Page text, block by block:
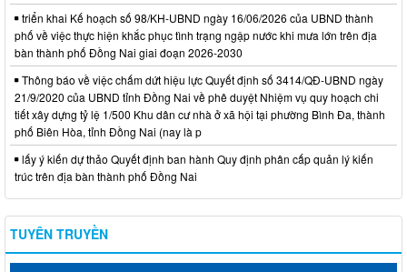
triển khai Kế hoạch số 98/KH-UBND ngày 16/06/2026 của UBND thành
phố về việc thực hiện khắc phục tình trạng ngập nước khi mưa lớn trên địa
bàn thành phố Đồng Nai giai đoạn 2026-2030
Thông báo về việc chấm dứt hiệu lực Quyết định số 3414/QĐ-UBND ngày
21/9/2020 của UBND tỉnh Đồng Nai về phê duyệt Nhiệm vụ quy hoạch chi
tiết xây dựng tỷ lệ 1/500 Khu dân cư nhà ở xã hội tại phường Bình Đa, thành
phố Biên Hòa, tỉnh Đồng Nai (nay là p
lấy ý kiến dự thảo Quyết định ban hành Quy định phân cấp quản lý kiến
trúc trên địa bàn thành phố Đồng Nai
TUYÊN TRUYỀN